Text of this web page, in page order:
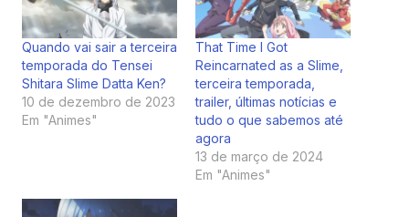
Quando vai sair a terceira
temporada do Tensei
Shitara Slime Datta Ken?
10 de dezembro de 2023
Em "Animes"
That Time I Got
Reincarnated as a Slime,
terceira temporada,
trailer, últimas notícias e
tudo o que sabemos até
agora
13 de março de 2024
Em "Animes"